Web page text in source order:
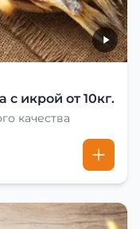
с икрой от 10кг.
качества